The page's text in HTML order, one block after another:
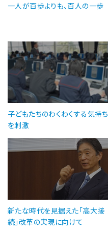
一人が百歩よりも、百人の一歩
子どもたちのわくわくする気持ち
を刺激
新たな時代を見据えた「高大接
続」改革の実現に向けて